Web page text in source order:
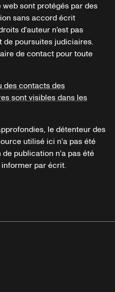
sont protégés par des
sans accord écrit
d'auteur n'est pas
de poursuites judiciaires.
de contact pour toute
des contacts des
sont visibles dans les
le détenteur des
utilisé ici n'a pas été
publication n'a pas été
par écrit.